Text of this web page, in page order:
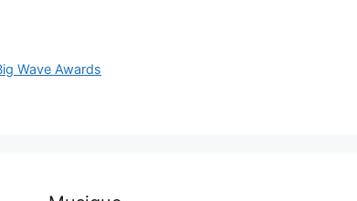
Wave Awards